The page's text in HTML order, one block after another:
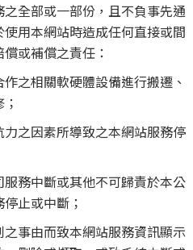
全部或一部份，且不負事先通
用本網站時造成任何直接或間
或補償之責任：
作之相關軟硬體設備進行搬遷、
力之因素所導致之本網站服務停
服務中斷或其他不可歸責於本公
止或中斷；
之事由而致本網站服務資訊顯示